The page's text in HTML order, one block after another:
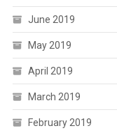
June 2019
May 2019
April 2019
March 2019
February 2019